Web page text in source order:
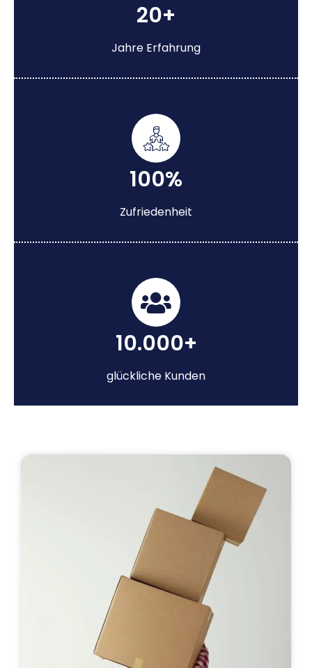
20+
Jahre Erfahrung
100%
Zufriedenheit
10.000+
glückliche Kunden